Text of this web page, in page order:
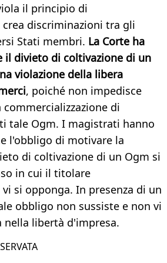
il principio di
discriminazioni tra gli
Stati membri. La Corte ha
il divieto di coltivazione di un
violazione della libera
, poiché non impedisce
di
tale Ogm. I magistrati hanno
l'obbligo di motivare la
di coltivazione di un Ogm si
in cui il titolare
si opponga. In presenza di un
obbligo non sussiste e non vi
nella libertà d'impresa.